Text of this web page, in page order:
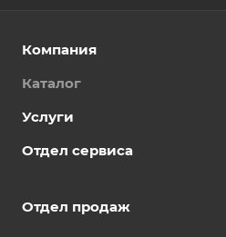
Компания
Каталог
Услуги
Отдел сервиса
Отдел продаж